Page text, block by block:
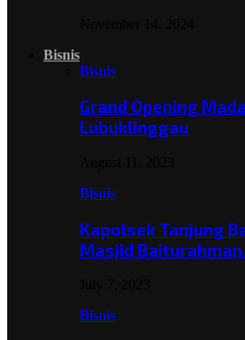
Bisnis
Bisnis
Grand Opening
Lubuklinggau
Bisnis
Kapolsek Tanjung
Masjid
Bisnis